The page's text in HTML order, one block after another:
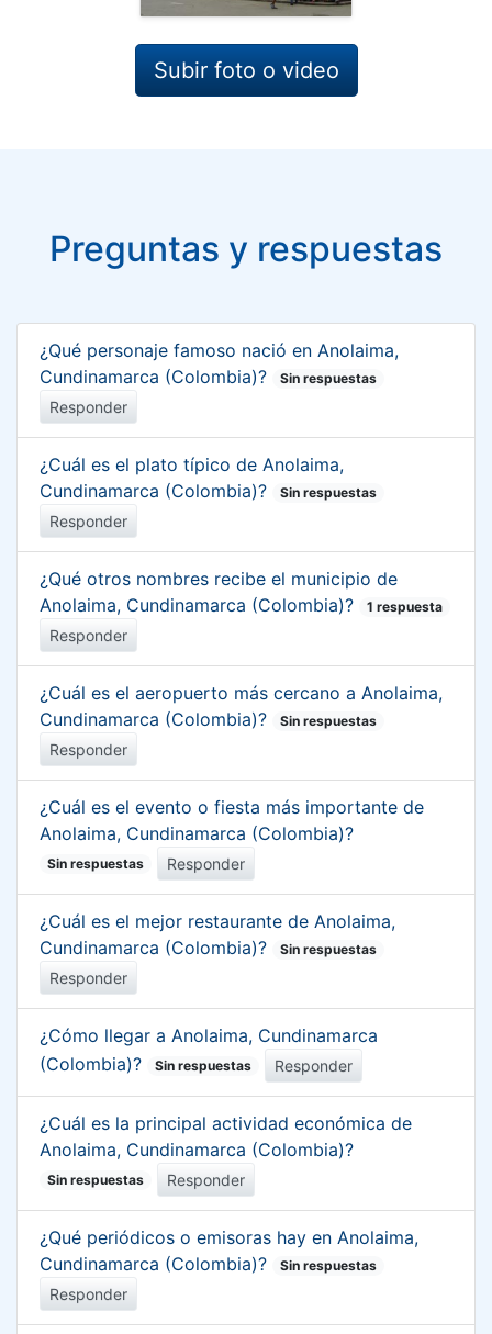
Subir foto o video
Preguntas y respuestas
¿Qué personaje famoso nació en Anolaima,
Cundinamarca (Colombia)?
Sin respuestas
Responder
¿Cuál es el plato típico de Anolaima,
Cundinamarca (Colombia)?
Sin respuestas
Responder
¿Qué otros nombres recibe el municipio de
Anolaima, Cundinamarca (Colombia)?
1 respuesta
Responder
¿Cuál es el aeropuerto más cercano a Anolaima,
Cundinamarca (Colombia)?
Sin respuestas
Responder
¿Cuál es el evento o fiesta más importante de
Anolaima, Cundinamarca (Colombia)?
Sin respuestas Responder
¿Cuál es el mejor restaurante de Anolaima,
Cundinamarca (Colombia)?
Sin respuestas
Responder
¿Cómo llegar a Anolaima, Cundinamarca
(Colombia)?
Sin respuestas Responder
¿Cuál es la principal actividad económica de
Anolaima, Cundinamarca (Colombia)?
Sin respuestas Responder
¿Qué periódicos o emisoras hay en Anolaima,
Cundinamarca (Colombia)?
Sin respuestas
Responder